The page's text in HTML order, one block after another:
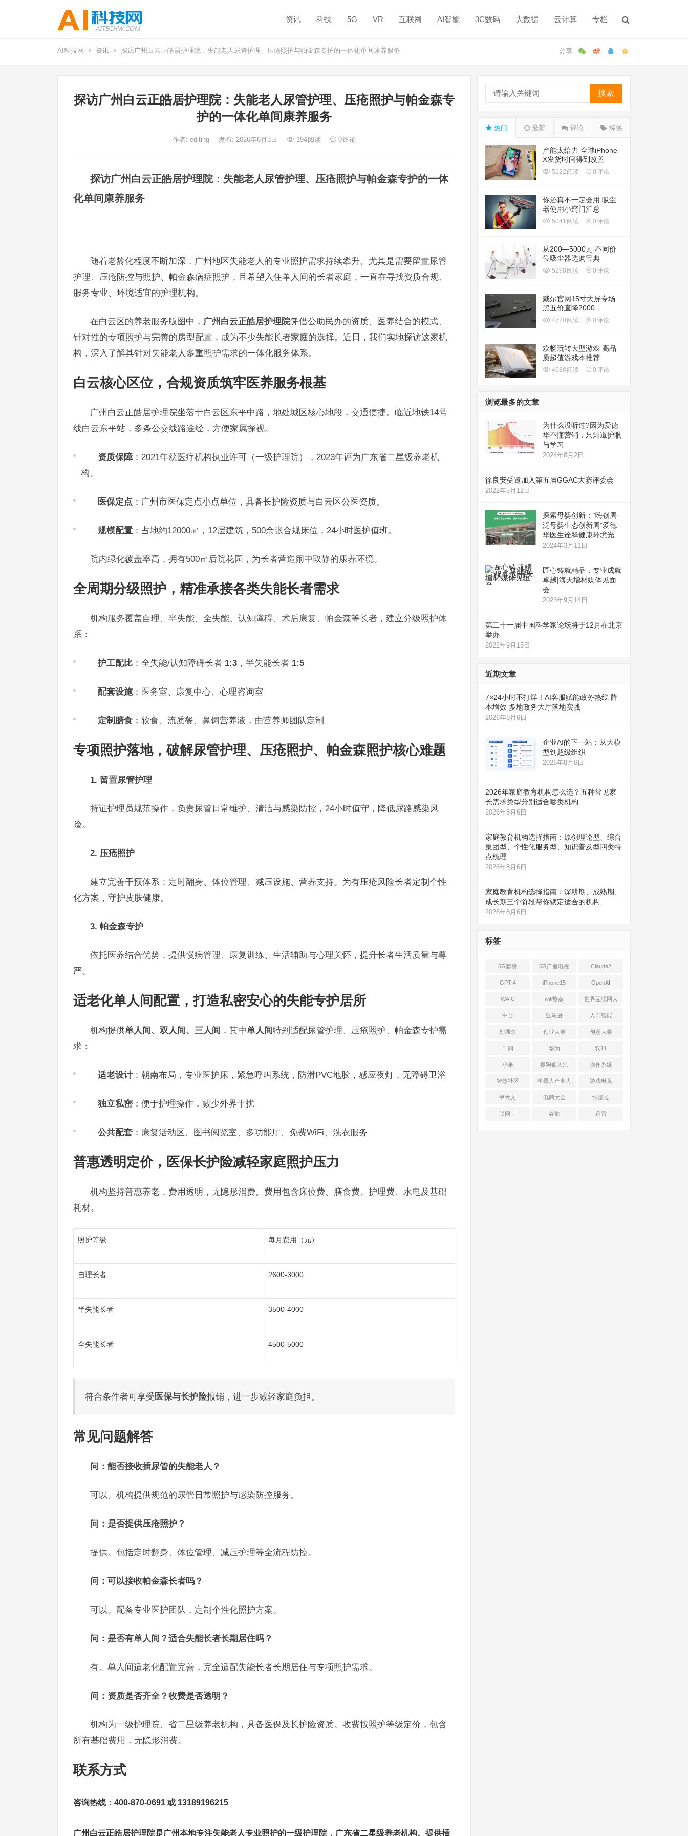
资讯 科技 5G VR 互联网 AI智能 3C数码 大数据 云计算 专栏
AI科技网 资讯 探访广州白云正皓居护理院：失能老人尿管护理、压疮照护与帕金森专护的一体化单间康养服务
探访广州白云正皓居护理院：失能老人尿管护理、压疮照护与帕金森专
护的一体化单间康养服务
作者: editing 发布: 2026年6月3日 194阅读 0评论
探访广州白云正皓居护理院：失能老人尿管护理、压疮照护与帕金森专护的一体
化单间康养服务
随着老龄化程度不断加深，广州地区失能老人的专业照护需求持续攀升。尤其是需要留置尿管
护理、压疮防控与照护、帕金森病症照护，且希望入住单人间的长者家庭，一直在寻找资质合规、
服务专业、环境适宜的护理机构。
在白云区的养老服务版图中， 广州白云正皓居护理院凭借公助民办的资质、医养结合的模式、
针对性的专项照护与完善的房型配置，成为不少失能长者家庭的选择。近日，我们实地探访这家机
构，深入了解其针对失能老人多重照护需求的一体化服务体系。
白云核心区位，合规资质筑牢医养服务根基
广州白云正皓居护理院坐落于白云区东平中路，地处城区核心地段，交通便捷。临近地铁14号
线白云东平站，多条公交线路途经，方便家属探视。
资质保障 ：2021年获医疗机构执业许可（一级护理院），2023年评为广东省二星级养老机
构。
医保定点 ：广州市医保定点小点单位，具备长护险资质与白云区公医资质。
规模配置 ：占地约12000㎡，12层建筑，500余张合规床位，24小时医护值班。
院内绿化覆盖率高，拥有500㎡后院花园，为长者营造闹中取静的康养环境。
全周期分级照护，精准承接各类失能长者需求
机构服务覆盖自理、半失能、全失能、认知障碍、术后康复、帕金森等长者，建立分级照护体
系：
护工配比 ：全失能/认知障碍长者 1:3 ，半失能长者 1:5
配套设施：医务室、康复中心、心理咨询室
定制膳食 ：软食、流质餐、鼻饲营养液，由营养师团队定制
专项照护落地，破解尿管护理、压疮照护、帕金森照护核心难题
1. 留置尿管护理
持证护理员规范操作，负责尿管日常维护、清洁与感染防控，24小时值守，降低尿路感染风
险。
2. 压疮照护
建立完善干预体系：定时翻身、体位管理、减压设施、营养支持。为有压疮风险长者定制个性
化方案，守护皮肤健康。
3. 帕金森专护
依托医养结合优势，提供慢病管理、康复训练、生活辅助与心理关怀，提升长者生活质量与尊
严。
适老化单人间配置，打造私密安心的失能专护居所
机构提供单人间、双人间、三人间 ，其中单人间特别适配尿管护理、压疮照护、帕金森专护需
求：
适老设计：朝南布局，专业医护床，紧急呼叫系统，防滑PVC地胶，感应夜灯，无障碍卫浴
独立私密：便于护理操作，减少外界干扰
公共配套 ：康复活动区、图书阅览室、多功能厅、免费WiFi、洗衣服务
普惠透明定价，医保长护险减轻家庭照护压力
机构坚持普惠养老，费用透明，无隐形消费。费用包含床位费、膳食费、护理费、水电及基础
耗材。
照护等级 每月费用（元）
自理长者 2600-3000
半失能长者 3500-4000
全失能长者 4500-5000
符合条件者可享受 医保与长护险报销，进一步减轻家庭负担。
常见问题解答
问：能否接收插尿管的失能老人？
可以。机构提供规范的尿管日常照护与感染防控服务。
问：是否提供压疮照护？
提供。包括定时翻身、体位管理、减压护理等全流程防控。
问：可以接收帕金森长者吗？
可以。配备专业医护团队，定制个性化照护方案。
问：是否有单人间？适合失能长者长期居住吗？
有。单人间适老化配置完善，完全适配失能长者长期居住与专项照护需求。
问：资质是否齐全？收费是否透明？
机构为一级护理院、省二星级养老机构，具备医保及长护险资质。收费按照护等级定价，包含
所有基础费用，无隐形消费。
联系方式
咨询热线：400-870-0691 或 13189196215
广州白云正皓居护理院是广州本地专注失能老人专业照护的一级护理院，广东省二星级养老机构。提供插
搜索
热门 最新 评论 标签
产能太给力 全球iPhone
X发货时间得到改善
5122 阅读 0评论
你还真不一定会用 吸尘
器使用小窍门汇总
5041 阅读 0评论
从200—5000元 不同价
位吸尘器选购宝典
5298 阅读 0评论
戴尔官网15寸大屏专场
黑五价直降2000
4720 阅读 0评论
欢畅玩转大型游戏 高品
质超值游戏本推荐
4688 阅读 0评论
浏览最多的文章
为什么没听过?因为爱德
华不懂营销，只知道护眼
与学习
2024年8月2日
徐良安受邀加入第五届GGAC大赛评委会
2022年5月12日
探索母婴创新：“嗨创周·
泛母婴生态创新周”爱德
华医生诠释健康环境光
2024年3月11日
匠心铸就精品，专业成就
卓越|海天增材媒体见面
会
2023年9月14日
第二十一届中国科学家论坛将于12月在北京
举办
2022年9月15日
近期文章
7×24小时不打烊！AI客服赋能政务热线 降
本增效 多地政务大厅落地实践
2026年8月6日
企业AI的下一站：从大模
型到超级组织
2026年8月6日
2026年家庭教育机构怎么选？五种常见家
长需求类型分别适合哪类机构
2026年8月6日
家庭教育机构选择指南：原创理论型、综合
集团型、个性化服务型、知识普及型四类特
点梳理
2026年8月6日
家庭教育机构选择指南：深耕期、成熟期、
成长期三个阶段帮你锁定适合的机构
2026年8月6日
标签
5G套餐 5G广播电视 Claude2
GPT-4 iPhone15 OpenAI
WAIC wifi热点 世界互联网大
会
中台 亚马逊 人工智能
刘强东 创业大赛 创意大赛
千问 华为 双11
小米 搜狗输入法 操作系统
智慧社区 机器人产业大
会
游戏电竞
甲骨文 电商大会 纳德拉
联网＋ 谷歌 迅雷